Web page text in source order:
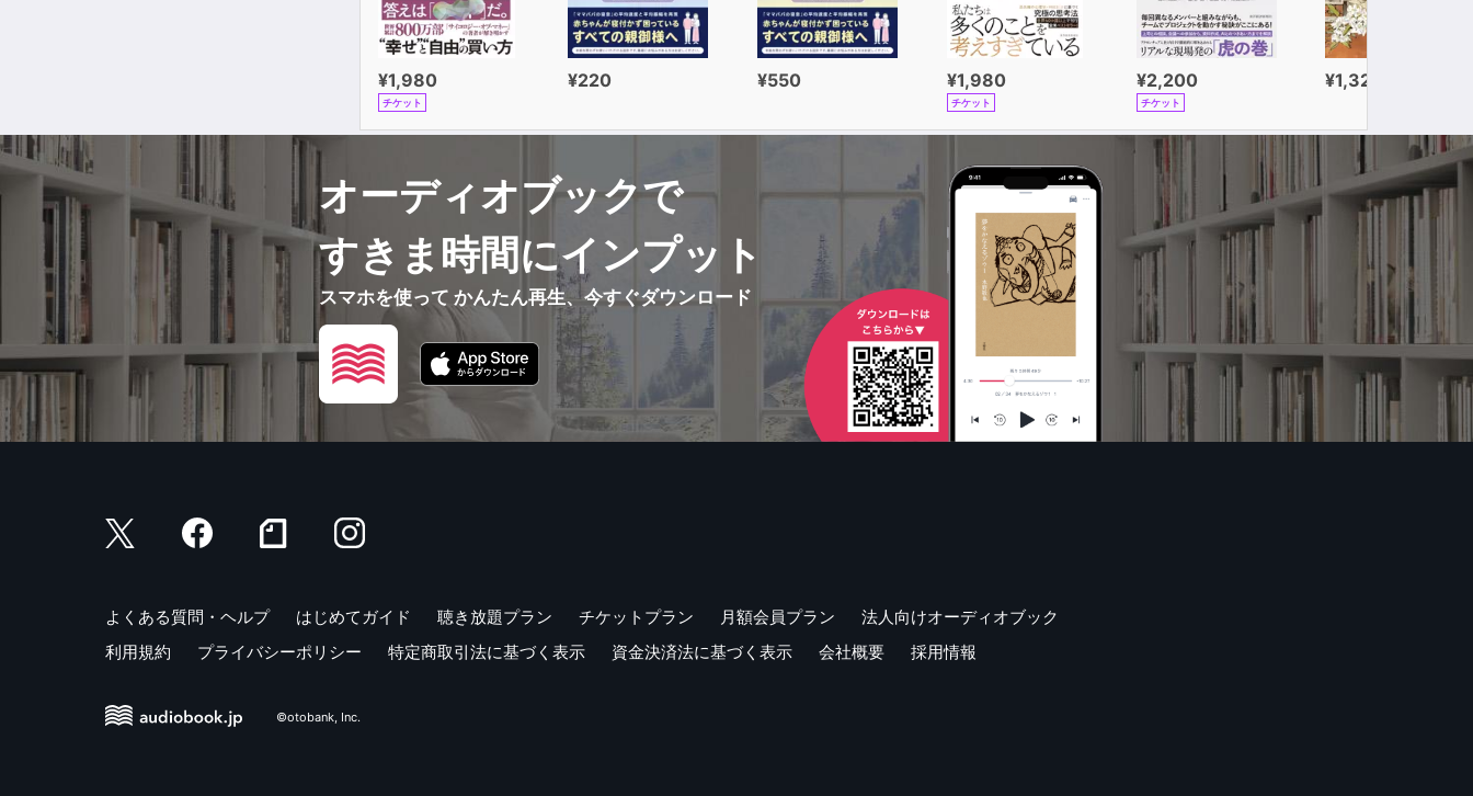
¥1,980
チケット
¥220 ¥550 ¥1,980
チケット
¥2,200
チケット
¥1,320
オーディオブックで
すきま時間にインプット
スマホを使って かんたん再生、今すぐダウンロード
よくある質問・ヘルプ はじめてガイド 聴き放題プラン チケットプラン 月額会員プラン
法人向けオーディオブック
利用規約
プライバシーポリシー 特定商取引法に基づく表示 資金決済法に基づく表示 会社概要 採用情報
©otobank, Inc.